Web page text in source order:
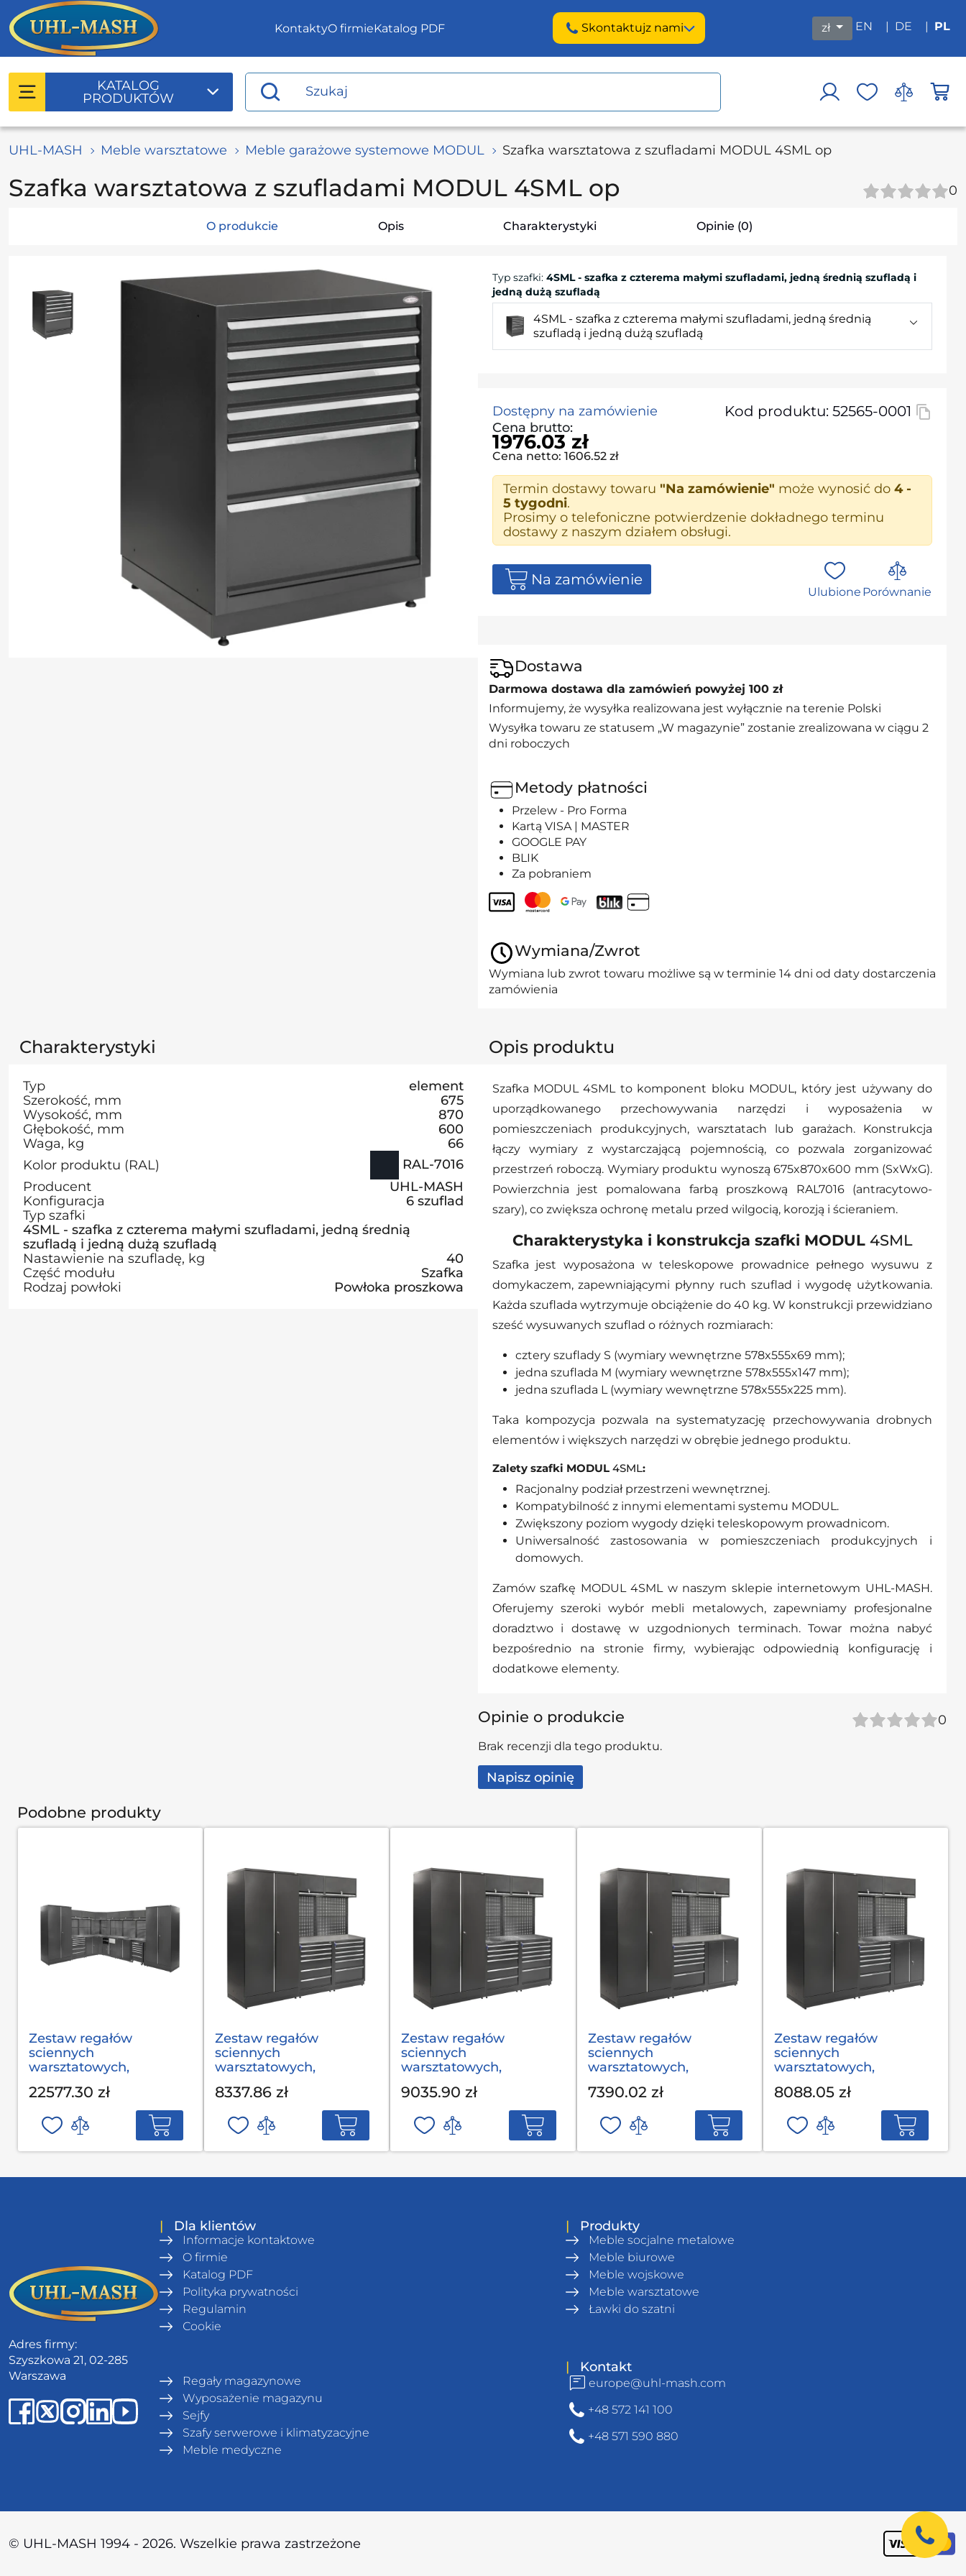
KontaktyO firmieKatalog PDF Skontaktujz nami zł EN | DE | PL
KATALOG
PRODUKTÓW
UHL-MASH Meble warsztatowe Meble garażowe systemowe MODUL Szafka warsztatowa z szufladami MODUL 4SML op
Szafka warsztatowa z szufladami MODUL 4SML op 0
O produkcie Opis Charakterystyki Opinie (0)
Typ szafki:4SML - szafka z czterema małymi szufladami, jedną średnią szufladą i
jedną dużą szufladą
4SML - szafka z czterema małymi szufladami, jedną średnią
szufladą i jedną dużą szufladą
Dostępny na zamówienie Kod produktu: 52565-0001
Cena brutto:
1976.03 zł
Cena netto: 1606.52 zł
Termin dostawy towaru "Na zamówienie" może wynosić do 4 -
5 tygodni.
Prosimy o telefoniczne potwierdzenie dokładnego terminu
dostawy z naszym działem obsługi.
Na zamówienie
Ulubione Porównanie
Dostawa
Darmowa dostawa dla zamówień powyżej 100 zł
Informujemy, że wysyłka realizowana jest wyłącznie na terenie Polski
Wysyłka towaru ze statusem „W magazynie” zostanie zrealizowana w ciągu 2
dni roboczych
Metody płatności
Przelew - Pro Forma
Kartą VISA | MASTER
GOOGLE PAY
BLIK
Za pobraniem
Wymiana/Zwrot
Wymiana lub zwrot towaru możliwe są w terminie 14 dni od daty dostarczenia
zamówienia
Charakterystyki
Typ
element
Szerokość, mm
675
Wysokość, mm
870
Głębokość, mm
600
Waga, kg
66
Kolor produktu (RAL)
RAL-7016
Producent
UHL-MASH
Konfiguracja
6 szuflad
Typ szafki
4SML - szafka z czterema małymi szufladami, jedną średnią
szufladą i jedną dużą szufladą
Nastawienie na szufladę, kg
40
Część modułu
Szafka
Rodzaj powłoki
Powłoka proszkowa
Opis produktu
Szafka MODUL 4SML to komponent bloku MODUL, który jest używany do
uporządkowanego przechowywania narzędzi i wyposażenia w
pomieszczeniach produkcyjnych, warsztatach lub garażach. Konstrukcja
łączy wymiary z wystarczającą pojemnością, co pozwala zorganizować
przestrzeń roboczą. Wymiary produktu wynoszą 675x870x600 mm (SxWxG).
Powierzchnia jest pomalowana farbą proszkową RAL7016 (antracytowo-
szary), co zwiększa ochronę metalu przed wilgocią, korozją i ścieraniem.
Charakterystyka i konstrukcja szafki MODUL 4SML
Szafka jest wyposażona w teleskopowe prowadnice pełnego wysuwu z
domykaczem, zapewniającymi płynny ruch szuflad i wygodę użytkowania.
Każda szuflada wytrzymuje obciążenie do 40 kg. W konstrukcji przewidziano
sześć wysuwanych szuflad o różnych rozmiarach:
cztery szuflady S (wymiary wewnętrzne 578x555x69 mm);
jedna szuflada M (wymiary wewnętrzne 578x555x147 mm);
jedna szuflada L (wymiary wewnętrzne 578x555x225 mm).
Taka kompozycja pozwala na systematyzację przechowywania drobnych
elementów i większych narzędzi w obrębie jednego produktu.
Zalety szafki MODUL 4SML:
Racjonalny podział przestrzeni wewnętrznej.
Kompatybilność z innymi elementami systemu MODUL.
Zwiększony poziom wygody dzięki teleskopowym prowadnicom.
Uniwersalność zastosowania w pomieszczeniach produkcyjnych i
domowych.
Zamów szafkę MODUL 4SML w naszym sklepie internetowym UHL-MASH.
Oferujemy szeroki wybór mebli metalowych, zapewniamy profesjonalne
doradztwo i dostawę w uzgodnionych terminach. Towar można nabyć
bezpośrednio na stronie firmy, wybierając odpowiednią konfigurację i
dodatkowe elementy.
Opinie o produkcie 0
Brak recenzji dla tego produktu.
Napisz opinię
Podobne produkty
Zestaw regałów
sciennych
warsztatowych,
С-08-002 S op
22577.30 zł
Zestaw regałów
sciennych
warsztatowych,
03-001 G(2,0) op
8337.86 zł
Zestaw regałów
sciennych
warsztatowych,
03-001 S op
9035.90 zł
Zestaw regałów
sciennych
warsztatowych,
03-002 G(2,0) op
7390.02 zł
Zestaw regałów
sciennych
warsztatowych,
03-002 S op
8088.05 zł
Adres firmy:
Szyszkowa 21, 02-285
Warszawa
| Dla klientów
Informacje kontaktowe
O firmie
Katalog PDF
Polityka prywatności
Regulamin
Сookie
| Produkty
Meble socjalne metalowe
Meble biurowe
Meble wojskowe
Meble warsztatowe
Ławki do szatni
Regały magazynowe
Wyposażenie magazynu
Sejfy
Szafy serwerowe i klimatyzacyjne
Meble medyczne
| Kontakt
europe@uhl-mash.com
+48 572 141 100
+48 571 590 880
© UHL-MASH 1994 - 2026. Wszelkie prawa zastrzeżone